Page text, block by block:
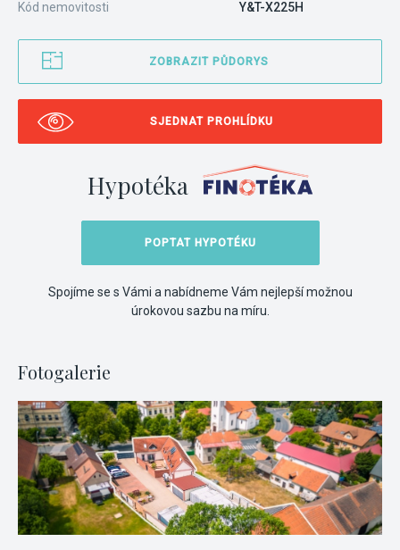
Kód nemovitosti Y&T-X225H
ZOBRAZIT PŮDORYS
SJEDNAT PROHLÍDKU
Hypotéka
POPTAT HYPOTÉKU
Spojíme se s Vámi a nabídneme Vám nejlepší možnou
úrokovou sazbu na míru.
Fotogalerie